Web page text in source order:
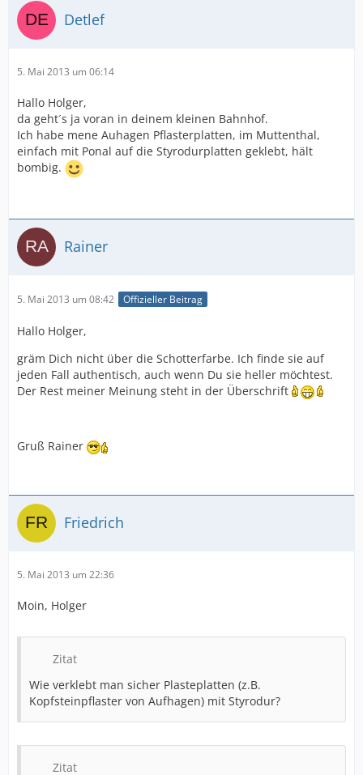
Detlef
5. Mai 2013 um 06:14
Hallo Holger,
da geht´s ja voran in deinem kleinen Bahnhof.
Ich habe mene Auhagen Pflasterplatten, im Muttenthal,
einfach mit Ponal auf die Styrodurplatten geklebt, hält
bombig.
Rainer
5. Mai 2013 um 08:42 Offizieller Beitrag
Hallo Holger,
gräm Dich nicht über die Schotterfarbe. Ich finde sie auf
jeden Fall authentisch, auch wenn Du sie heller möchtest.
Der Rest meiner Meinung steht in der Überschrift
Gruß Rainer
Friedrich
5. Mai 2013 um 22:36
Moin, Holger
Zitat
Wie verklebt man sicher Plasteplatten (z.B.
Kopfsteinpflaster von Aufhagen) mit Styrodur?
Zitat